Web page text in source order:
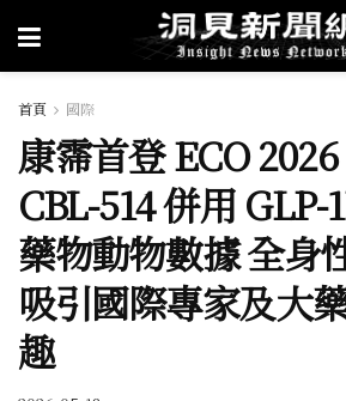
首頁 國際
康霈首登 ECO
CBL-514 併用 GLP-
藥物動物數據 全身
吸引國際專家及大
趣